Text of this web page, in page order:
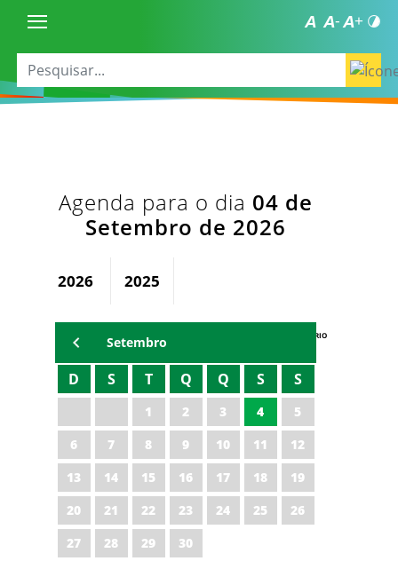
Agenda para o dia 04 de
Setembro de 2026
2026 2025
AGENDA DO SECRETÁRIO
Setembro
D S T Q Q S S
1 2 3 4
5
6
7 8 9 10 11
12
13
14 15 16 17 18
19
20
21 22 23 24 25
26
27
28 29 30